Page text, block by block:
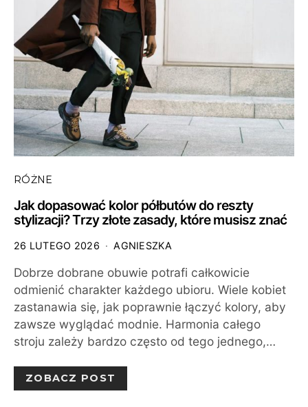
RÓŻNE
Jak dopasować kolor półbutów do reszty
stylizacji? Trzy złote zasady, które musisz znać
26 LUTEGO 2026 AGNIESZKA
Dobrze dobrane obuwie potrafi całkowicie
odmienić charakter każdego ubioru. Wiele kobiet
zastanawia się, jak poprawnie łączyć kolory, aby
zawsze wyglądać modnie. Harmonia całego
stroju zależy bardzo często od tego jednego,…
ZOBACZ POST